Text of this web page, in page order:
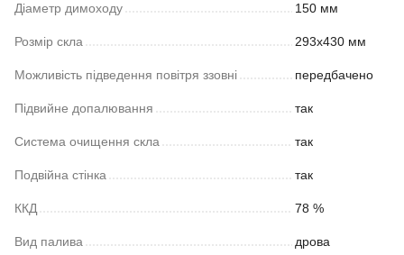
Діаметр димоходу 150 мм
Розмір скла 293х430 мм
Можливість підведення повітря ззовні передбачено
Підвийне допалювання так
Система очищення скла так
Подвійна стінка так
ККД 78 %
Вид палива дрова